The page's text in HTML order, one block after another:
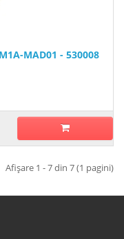
MAD01 - 530008
Afişare 1 - 7 din 7 (1 pagini)